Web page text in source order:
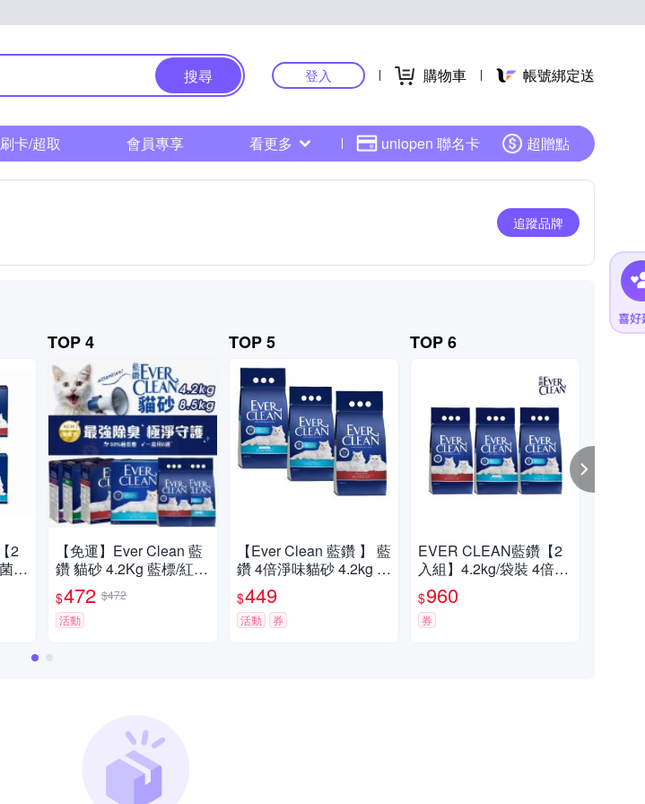
搜尋 登入 購物車 帳號綁定送
刷卡/超取 會員專享 看更多 uniopen 聯名卡 超贈點
追蹤品牌
2
/
TOP 4
【免運】Ever Clean 藍
鑽 貓砂 4.2Kg 藍標/紅標
低敏 多貓 礦砂 貓砂『寵
喵樂旗艦店』
$472 $472
活動
TOP 5
【Ever Clean 藍鑽 】 藍
鑽 4倍淨味貓砂 4.2kg -(
無香/微香 /長效淨味21
天)
$449
活動 券
TOP 6
EVER CLEAN藍鑽【2
入組】4.2kg/袋裝 4倍淨
味/多貓抑菌貓砂
$960
券